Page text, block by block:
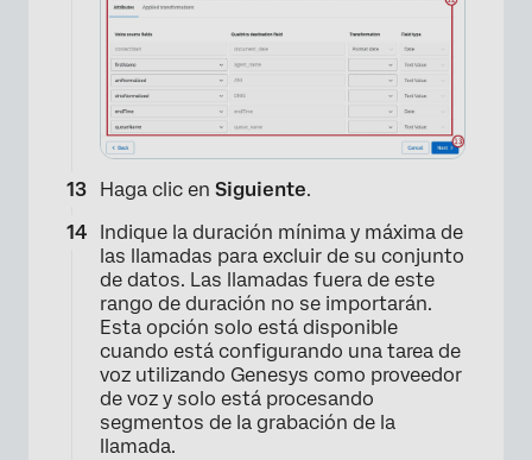
×
Haga clic en Siguiente.
Indique la duración mínima y máxima de
las llamadas para excluir de su conjunto
de datos. Las llamadas fuera de este
rango de duración no se importarán.
Esta opción solo está disponible
cuando está configurando una tarea de
voz utilizando Genesys como proveedor
de voz y solo está procesando
segmentos de la grabación de la
llamada.